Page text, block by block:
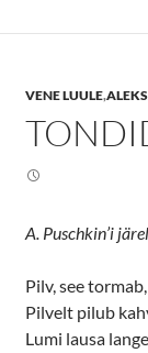
h
o
T
w
(
O
n
s
i
n
h
o
F
k
(
e
n
s
n
VENE LUULE,
A. Puschkin’i
Pilv, see
Pilvelt pilub
Lumi lausa